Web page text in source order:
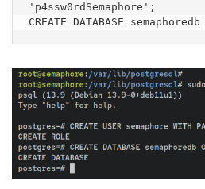
'p4ssw0rdSemaphore';
CREATE DATABASE